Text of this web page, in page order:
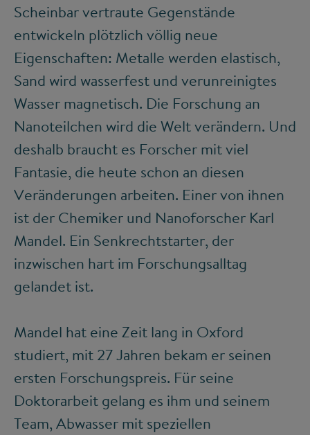
Scheinbar vertraute Gegenstände
entwickeln plötzlich völlig neue
Eigenschaften: Metalle werden elastisch,
Sand wird wasserfest und verunreinigtes
Wasser magnetisch. Die Forschung an
Nanoteilchen wird die Welt verändern. Und
deshalb braucht es Forscher mit viel
Fantasie, die heute schon an diesen
Veränderungen arbeiten. Einer von ihnen
ist der Chemiker und Nanoforscher Karl
Mandel. Ein Senkrechtstarter, der
inzwischen hart im Forschungsalltag
gelandet ist.
Mandel hat eine Zeit lang in Oxford
studiert, mit 27 Jahren bekam er seinen
ersten Forschungspreis. Für seine
Doktorarbeit gelang es ihm und seinem
Team, Abwasser mit speziellen